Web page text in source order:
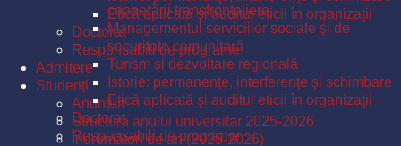
Etică aplicată şi auditul eticii în organizaţii
Doctorat
Responsabili de programe
Admitere
Studenți
Anunțuri
Structura anului universitar 2025-2026
Îndrumători de an (2025-2026)
cooperării transfrontaliere
Managementul serviciilor sociale și de
securitate comunitară
Turism și dezvoltare regională
Istorie: permanenţe, interferenţe şi schimbare
Etică aplicată şi auditul eticii în organizaţii
Doctorat
Responsabili de programe